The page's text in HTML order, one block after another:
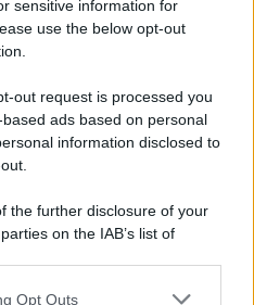
sensitive information for
use the below opt-out
out request is processed you
ads based on personal
information disclosed to
the further disclosure of your
on the IAB’s list of
Opt Outs
bancaria a
di finanza
societari: intervista ad